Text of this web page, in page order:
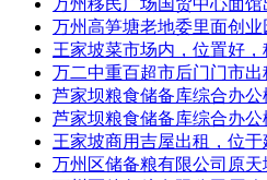
万州高笋塘老地委里面创业
王家坡菜市场内，位置好
万二中重百超市后门门市
芦家坝粮食储备库综合办公
芦家坝粮食储备库综合办公
王家坡商用吉屋出租，位于
万州区储备粮有限公司原天